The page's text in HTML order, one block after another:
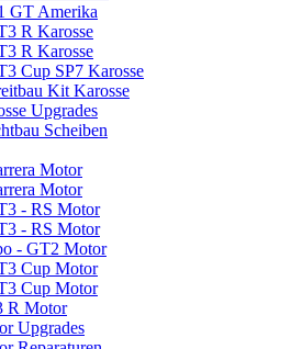
GT Amerika
R Karosse
R Karosse
Cup SP7 Karosse
Kit Karosse
Upgrades
Scheiben
Motor
Motor
- RS Motor
- RS Motor
- GT2 Motor
Cup Motor
Cup Motor
R Motor
Upgrades